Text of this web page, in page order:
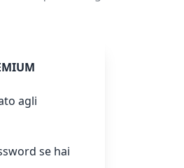
agli
se hai